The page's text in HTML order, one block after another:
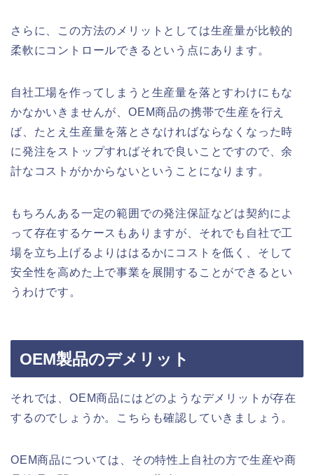
さらに、この方法のメリットとしては生産量が比較的
柔軟にコントロールできるという点にあります。
自社工場を作ってしまうと生産量を落とすわけにもな
かなかいきませんが、OEM商品の携帯で生産を行え
ば、たとえ生産量を落とさなければならなくなった時
に発注をストップすればそれで良いことですので、余
計なコストがかからないということになります。
もちろんある一定の範囲での発注保証などは契約によ
って存在するケースもありますが、それでも自社で工
場を立ち上げるよりははるかにコストを低く、そして
安全性を高めた上で事業を展開することができるとい
うわけです。
OEM製品のデメリット
それでは、OEM商品にはどのようなデメリットが存在
するのでしょうか。こちらも確認していきましょう。
OEM商品については、その特性上自社の方で生産や商